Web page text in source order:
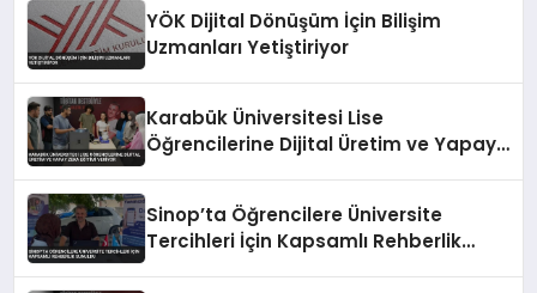
YÖK Dijital Dönüşüm İçin Bilişim
Uzmanları Yetiştiriyor
Karabük Üniversitesi Lise
Öğrencilerine Dijital Üretim ve Yapay
Sinop’ta Öğrencilere Üniversite
Tercihleri İçin Kapsamlı Rehberlik